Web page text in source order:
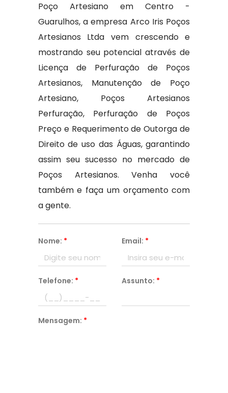
Poço Artesiano em Centro -
Guarulhos, a empresa Arco Iris Poços
Artesianos Ltda vem crescendo e
mostrando seu potencial através de
Licença de Perfuração de Poços
Artesianos, Manutenção de Poço
Artesiano, Poços Artesianos
Perfuração, Perfuração de Poços
Preço e Requerimento de Outorga de
Direito de uso das Águas, garantindo
assim seu sucesso no mercado de
Poços Artesianos. Venha você
também e faça um orçamento com
a gente.
Nome: * Email: *
Telefone: * Assunto: *
Mensagem: *